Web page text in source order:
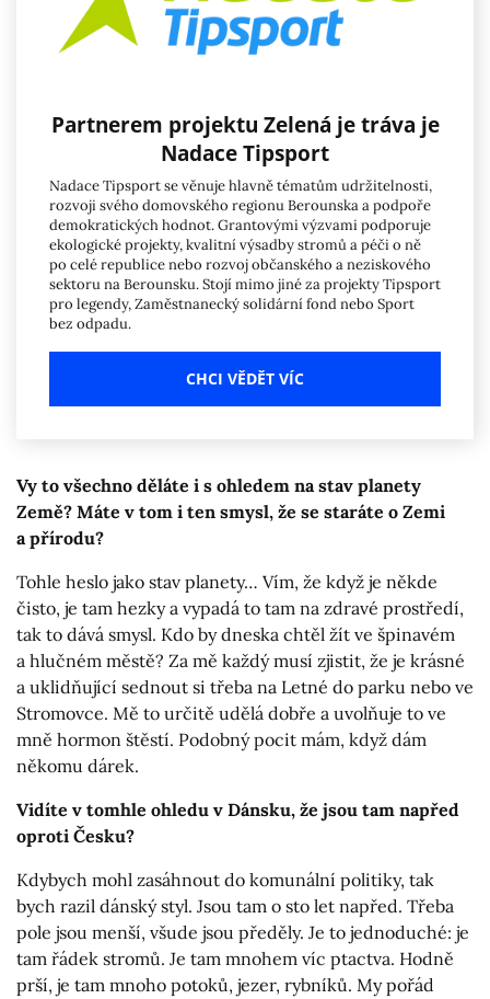
Partnerem projektu Zelená je tráva je
Nadace Tipsport
Nadace Tipsport se věnuje hlavně tématům udržitelnosti,
rozvoji svého domovského regionu Berounska a podpoře
demokratických hodnot. Grantovými výzvami podporuje
ekologické projekty, kvalitní výsadby stromů a péči o ně
po celé republice nebo rozvoj občanského a neziskového
sektoru na Berounsku. Stojí mimo jiné za projekty Tipsport
pro legendy, Zaměstnanecký solidární fond nebo Sport
bez odpadu.
CHCI VĚDĚT VÍC
Vy to všechno děláte i s ohledem na stav planety
Země? Máte v tom i ten smysl, že se staráte o Zemi
a přírodu?
Tohle heslo jako stav planety… Vím, že když je někde
čisto, je tam hezky a vypadá to tam na zdravé prostředí,
tak to dává smysl. Kdo by dneska chtěl žít ve špinavém
a hlučném městě? Za mě každý musí zjistit, že je krásné
a uklidňující sednout si třeba na Letné do parku nebo ve
Stromovce. Mě to určitě udělá dobře a uvolňuje to ve
mně hormon štěstí. Podobný pocit mám, když dám
někomu dárek.
Vidíte v tomhle ohledu v Dánsku, že jsou tam napřed
oproti Česku?
Kdybych mohl zasáhnout do komunální politiky, tak
bych razil dánský styl. Jsou tam o sto let napřed. Třeba
pole jsou menší, všude jsou předěly. Je to jednoduché: je
tam řádek stromů. Je tam mnohem víc ptactva. Hodně
prší, je tam mnoho potoků, jezer, rybníků. My pořád